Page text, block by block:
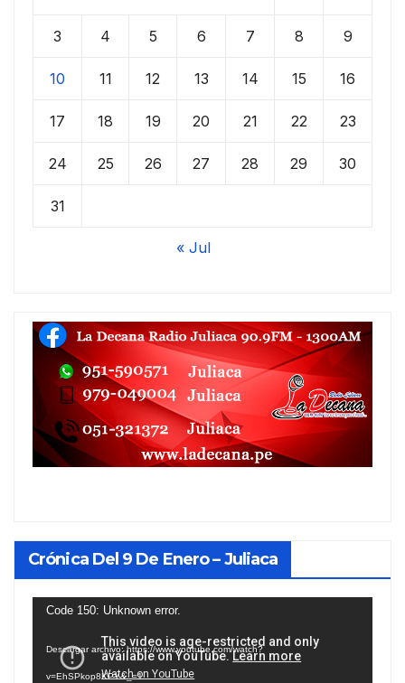
3 4 5 6 7 8 9
10 11 12 13 14 15 16
17 18 19 20 21 22 23
24 25 26 27 28 29 30
31
« Jul
Crónica Del 9 De Enero – Juliaca
Reproductor
vídeo
Code 150: Unknown error.
Descargar archivo: https://www.youtube.com/watch?
v=EhSPkop8KPY&_=1